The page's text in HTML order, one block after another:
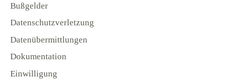
Bußgelder
Datenschutzverletzung
Datenübermittlungen
Dokumentation
Einwilligung